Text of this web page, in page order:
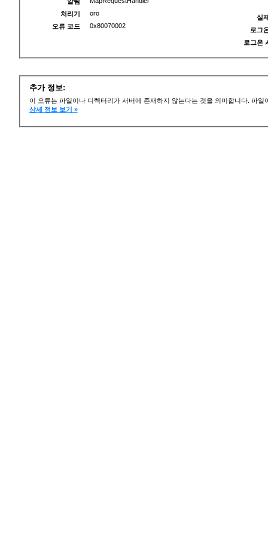
처리기
oro
오류 코드
0x80070002
실
로그
로그온
추가 정보:
이 오류는 파일이나 디렉터리가 서버에 존재하지 않는다는 것을 의미합니다. 파
상세 정보 보기 »